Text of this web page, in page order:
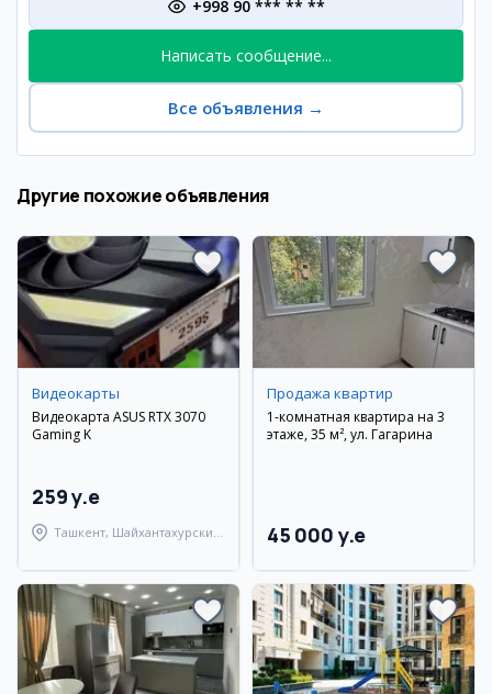
+998 90 *** ** **
Написать сообщение...
Все объявления →
Другие похожие объявления
Видеокарты
Видеокарта ASUS RTX 3070
Gaming K
259 y.e
Ташкент, Шайхантахурский
Продажа квартир
1-комнатная квартира на 3
этаже, 35 м², ул. Гагарина
45 000 y.e